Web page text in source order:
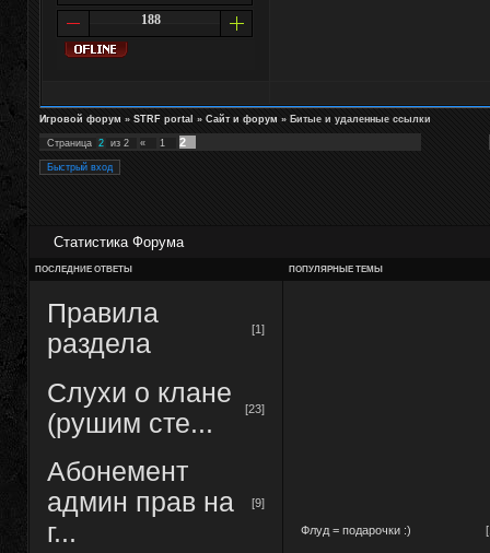
188
Игровой форум » STRF portal » Сайт и форум » Битые и удаленные ссылки
Страница 2 из 2 « 1 2
Статистика Форума
ПОСЛЕДНИЕ ОТВЕТЫ ПОПУЛЯРНЫЕ ТЕМЫ
Правила
раздела
[1]
Слухи о клане
(рушим сте...
[23]
Абонемент
админ прав на
г...
[9]
Флуд = подарочки :)